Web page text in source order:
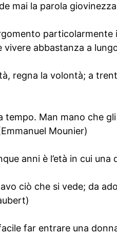
mai la parola
vivere abbastanza a
regna la volontà; a
tempo. Man mano che
Mounier)
anni è l’età in cui
ciò che si vede; da
far entrare una